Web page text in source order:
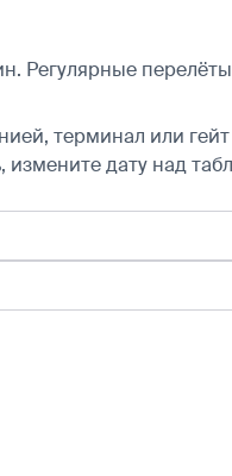
Регулярные
терминал или
дату над